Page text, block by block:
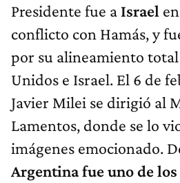
Presidente fue a Israel
conflicto con Hamás, y
por su alineamiento total
Unidos e Israel. El 6 de
Javier Milei se dirigió al
Lamentos, donde se lo
imágenes emocionado.
Argentina fue uno de